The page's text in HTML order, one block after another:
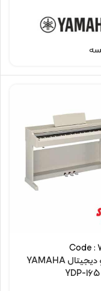
Code :
پیانو دیجیتال YAMAHA
YDP-